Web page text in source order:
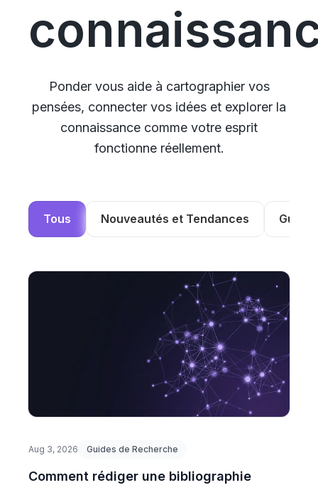
Ponder vous aide à cartographier vos
pensées, connecter vos idées et explorer la
connaissance comme votre esprit
fonctionne réellement.
Tous Nouveautés et Tendances
Aug 3, 2026 Guides de Recherche
Comment rédiger une bibliographie